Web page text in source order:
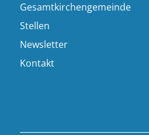
Gesamtkirchengemeinde
Stellen
Newsletter
Kontakt